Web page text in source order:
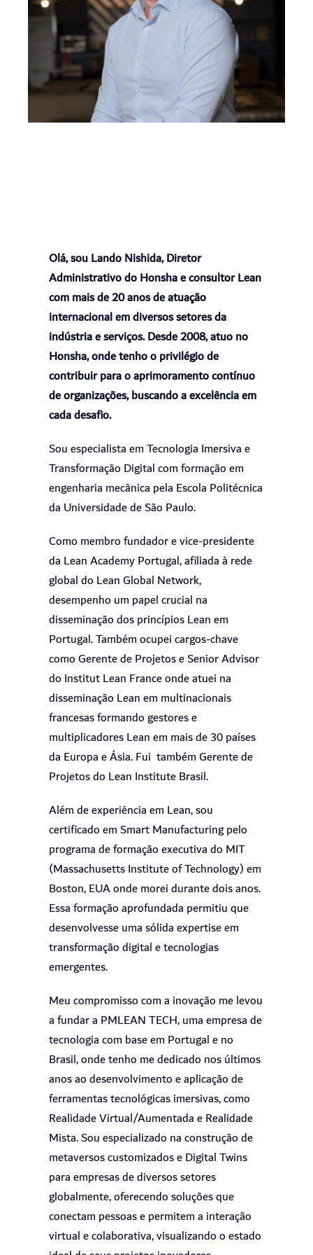
Olá, sou Lando Nishida, Diretor
Administrativo do Honsha e consultor Lean
com mais de 20 anos de atuação
internacional em diversos setores da
indústria e serviços. Desde 2008, atuo no
Honsha, onde tenho o privilégio de
contribuir para o aprimoramento contínuo
de organizações, buscando a excelência em
cada desafio.
Sou especialista em Tecnologia Imersiva e
Transformação Digital com formação em
engenharia mecânica pela Escola Politécnica
da Universidade de São Paulo.
Como membro fundador e vice-presidente
da Lean Academy Portugal, afiliada à rede
global do Lean Global Network,
desempenho um papel crucial na
disseminação dos princípios Lean em
Portugal. Também ocupei cargos-chave
como Gerente de Projetos e Senior Advisor
do Institut Lean France onde atuei na
disseminação Lean em multinacionais
francesas formando gestores e
multiplicadores Lean em mais de 30 países
da Europa e Ásia. Fui também Gerente de
Projetos do Lean Institute Brasil.
Além de experiência em Lean, sou
certificado em Smart Manufacturing pelo
programa de formação executiva do MIT
(Massachusetts Institute of Technology) em
Boston, EUA onde morei durante dois anos.
Essa formação aprofundada permitiu que
desenvolvesse uma sólida expertise em
transformação digital e tecnologias
emergentes.
Meu compromisso com a inovação me levou
a fundar a PMLEAN TECH, uma empresa de
tecnologia com base em Portugal e no
Brasil, onde tenho me dedicado nos últimos
anos ao desenvolvimento e aplicação de
ferramentas tecnológicas imersivas, como
Realidade Virtual/Aumentada e Realidade
Mista. Sou especializado na construção de
metaversos customizados e Digital Twins
para empresas de diversos setores
globalmente, oferecendo soluções que
conectam pessoas e permitem a interação
virtual e colaborativa, visualizando o estado